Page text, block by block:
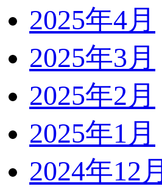
2025年4月
2025年3月
2025年2月
2025年1月
2024年12月